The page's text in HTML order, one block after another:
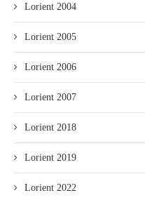
Lorient 2004
Lorient 2005
Lorient 2006
Lorient 2007
Lorient 2018
Lorient 2019
Lorient 2022